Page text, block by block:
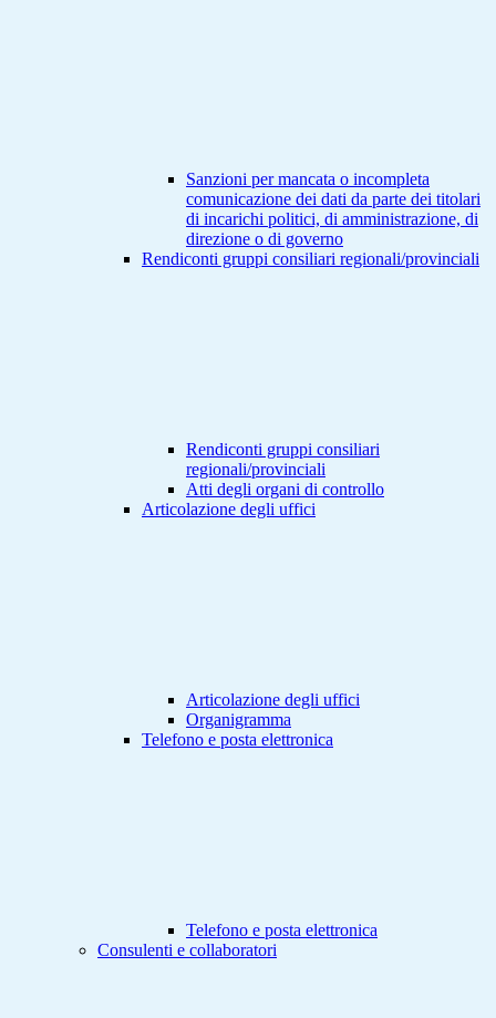
Sanzioni per mancata o incompleta
comunicazione dei dati da parte dei titolari
di incarichi politici, di amministrazione, di
direzione o di governo
Rendiconti gruppi consiliari regionali/provinciali
Rendiconti gruppi consiliari
regionali/provinciali
Atti degli organi di controllo
Articolazione degli uffici
Articolazione degli uffici
Organigramma
Telefono e posta elettronica
Telefono e posta elettronica
Consulenti e collaboratori